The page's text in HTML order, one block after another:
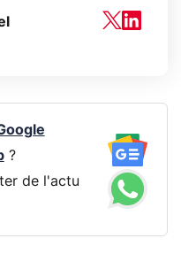
?
de l'actu